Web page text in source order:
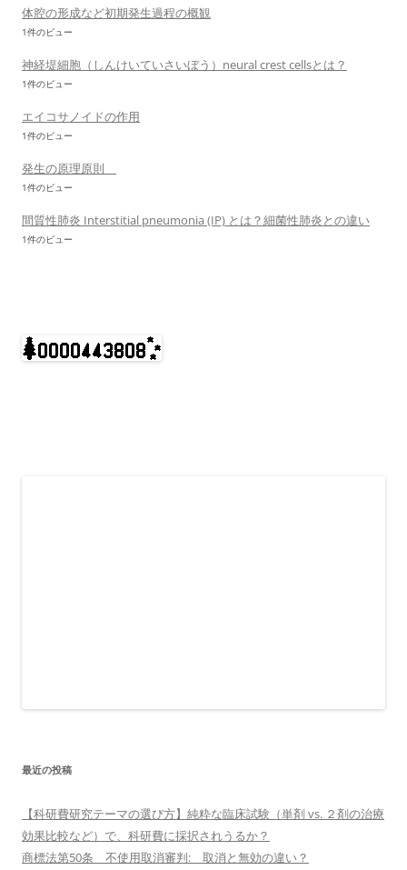
体腔の形成など初期発生過程の概観
1件のビュー
神経堤細胞（しんけいていさいぼう）neural crest cellsとは？
1件のビュー
エイコサノイドの作用
1件のビュー
発生の原理原則
1件のビュー
間質性肺炎 Interstitial pneumonia (IP) とは？細菌性肺炎との違い
1件のビュー
最近の投稿
【科研費研究テーマの選び方】純粋な臨床試験（単剤 vs. ２剤の治療
効果比較など）で、科研費に採択されうるか？
商標法第50条 不使用取消審判: 取消と無効の違い？